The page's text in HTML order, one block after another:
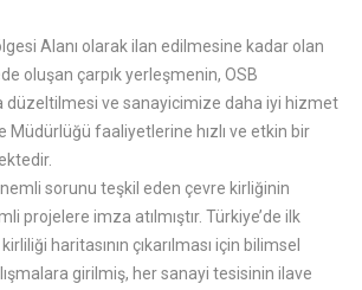
Alanı olarak ilan edilmesine kadar olan
oluşan çarpık yerleşmenin, OSB
düzeltilmesi ve sanayicimize daha iyi hizmet
Müdürlüğü faaliyetlerine hızlı ve etkin bir
sorunu teşkil eden çevre kirliğinin
projelere imza atılmıştır. Türkiye’de ilk
haritasının çıkarılması için bilimsel
girilmiş, her sanayi tesisinin ilave